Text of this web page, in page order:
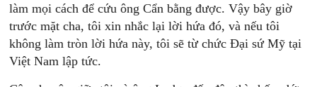
làm mọi cách để cứu ông Cẩn bằng được. Vậy bây giờ
trước mặt cha, tôi xin nhắc lại lời hứa đó, và nếu tôi
không làm tròn lời hứa này, tôi sẽ từ chức Đại sứ Mỹ tại
Việt Nam lập tức.